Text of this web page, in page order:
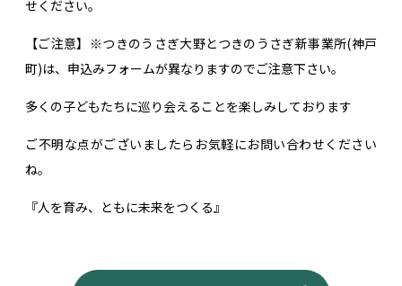
せください。
【ご注意】※つきのうさぎ大野とつきのうさぎ新事業所(神戸
町)は、申込みフォームが異なりますのでご注意下さい。
多くの子どもたちに巡り会えることを楽しみしております
ご不明な点がございましたらお気軽にお問い合わせください
ね。
『人を育み、ともに未来をつくる』